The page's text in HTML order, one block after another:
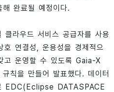
완료될 예정이다.
라우드 서비스 공급자를 사용
연결성, 운용성을 경제적으
고 운영할 수 있도록 Gaia-X
칙을 만들어 발표했다. 데이터
EDC(Eclipse DATASPACE